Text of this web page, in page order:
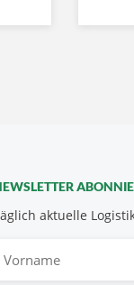
aktuelle